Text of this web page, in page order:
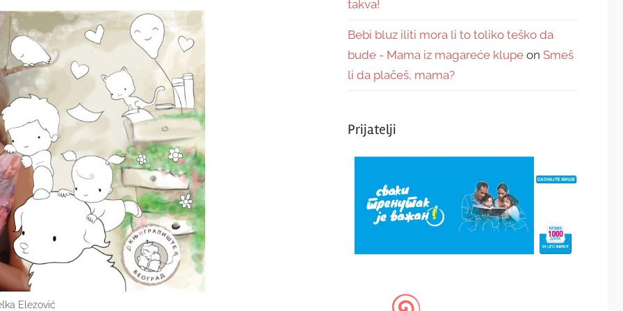
Elezović
takva!
Bebi bluz iliti mora li to toliko teško da
bude - Mama iz magareće klupe on Smeš
li da plačeš, mama?
Prijatelji